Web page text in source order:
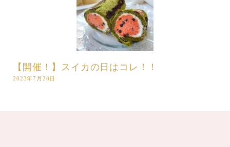
【開催！】スイカの日はコレ！！
2023年7月28日